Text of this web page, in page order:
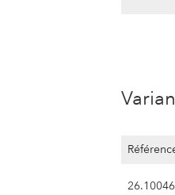
26.10046